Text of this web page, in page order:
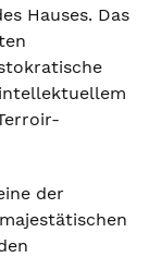
Hauses. Das
der